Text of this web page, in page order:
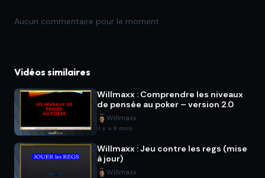
Aucun commentaire pour le moment.
Vidéos similaires
Willmaxx : Comprendre les niveaux
de pensée au poker – version 2.0
Willmaxx
il y a 8 mois
Willmaxx : Jeu contre les regs (mise
à jour)
Willmaxx